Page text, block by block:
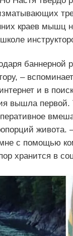
краев мышц
баннерной
–
и в
вышла первой.
с помощью
хранится в